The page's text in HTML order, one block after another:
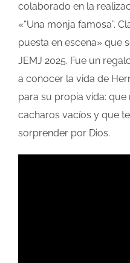
colaborado en la
«“Una monja famosa”.
puesta en escena» que
JEMJ 2025. Fue un
a conocer la vida de
para su propia vida:
cacharos vacíos y que
sorprender por Dios.